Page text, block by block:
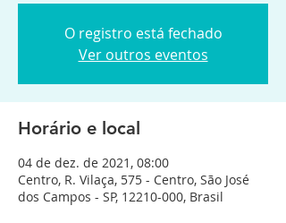
O registro está fechado
Ver outros eventos
Horário e local
04 de dez. de 2021, 08:00
Centro, R. Vilaça, 575 - Centro, São José
dos Campos - SP, 12210-000, Brasil